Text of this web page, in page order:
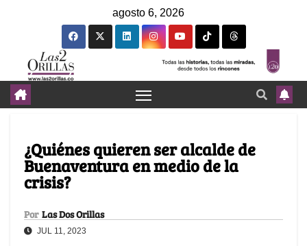
agosto 6, 2026
¿Quiénes quieren ser alcalde de
Buenaventura en medio de la
crisis?
Por Las Dos Orillas
JUL 11, 2023